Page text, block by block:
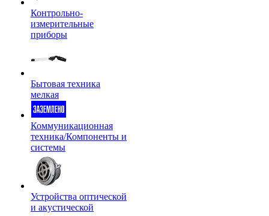
Контрольно-
измерительные
приборы
Бытовая техника
мелкая
Коммуникационная
техника/Компоненты и
системы
Устройства оптической
и акустической